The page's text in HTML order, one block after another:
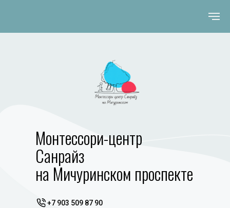
Монтессори-центр
Санрайз
на Мичуринском проспекте
+7 903 509 87 90